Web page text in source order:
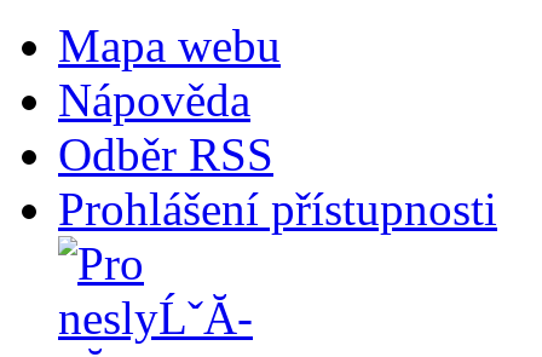
Mapa webu
Nápověda
Odběr RSS
Prohlášení přístupnosti